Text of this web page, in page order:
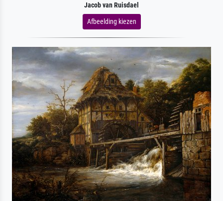
Jacob van Ruisdael
Afbeelding kiezen